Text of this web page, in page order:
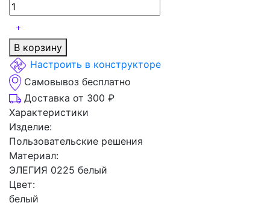
В корзину
Настроить в конструкторе
Самовывоз бесплатно
Доставка от 300 ₽
Характеристики
Изделие:
Пользовательские решения
Материал:
ЭЛЕГИЯ 0225 белый
Цвет:
белый